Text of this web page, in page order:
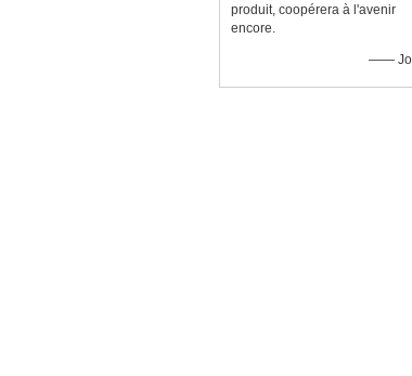
produit, coopérera à l'avenir
encore.
——